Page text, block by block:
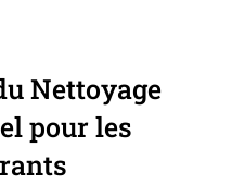
Nettoyage
pour les